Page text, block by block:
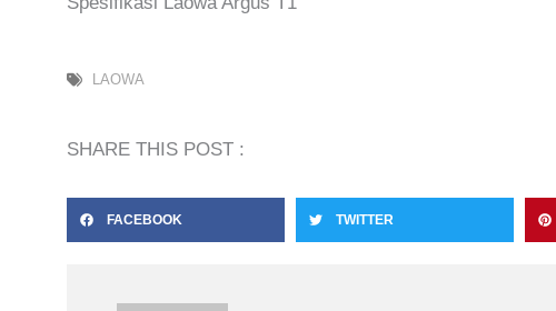
LAOWA
SHARE THIS POST :
FACEBOOK TWITTER